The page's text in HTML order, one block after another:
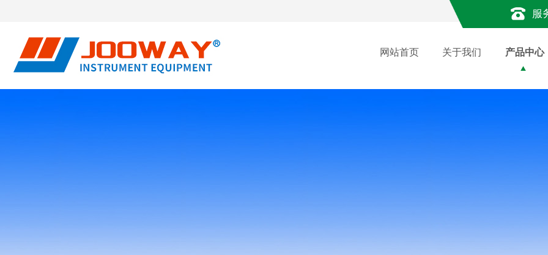
服
网站首页 关于我们 产品中心